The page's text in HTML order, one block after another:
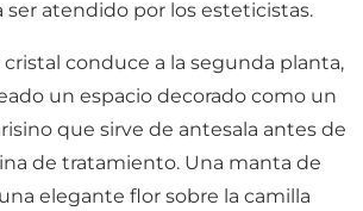
ser atendido por los esteticistas.
cristal conduce a la segunda planta,
un espacio decorado como un
que sirve de antesala antes de
de tratamiento. Una manta de
elegante flor sobre la camilla